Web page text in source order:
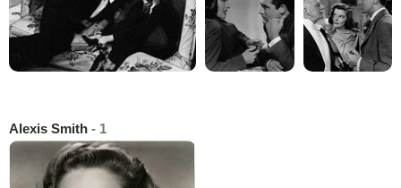
Alexis Smith - 1